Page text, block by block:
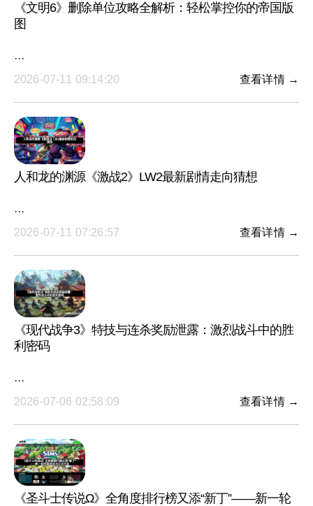
《文明6》删除单位攻略全解析：轻松掌控你的帝国版
图
···
2026-07-11 09:14:20
查看详情 →
人和龙的渊源《激战2》LW2最新剧情走向猜想
···
2026-07-11 07:26:57
查看详情 →
《现代战争3》特技与连杀奖励泄露：激烈战斗中的胜
利密码
···
2026-07-06 02:58:09
查看详情 →
《圣斗士传说Ω》全角度排行榜又添“新丁”——新一轮